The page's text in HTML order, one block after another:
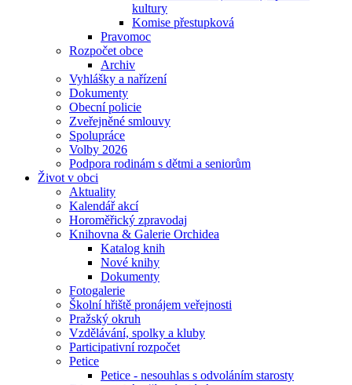
kultury
Komise přestupková
Pravomoc
Rozpočet obce
Archiv
Vyhlášky a nařízení
Dokumenty
Obecní policie
Zveřejněné smlouvy
Spolupráce
Volby 2026
Podpora rodinám s dětmi a seniorům
Život v obci
Aktuality
Kalendář akcí
Horoměřický zpravodaj
Knihovna & Galerie Orchidea
Katalog knih
Nové knihy
Dokumenty
Fotogalerie
Školní hřiště pronájem veřejnosti
Pražský okruh
Vzdělávání, spolky a kluby
Participativní rozpočet
Petice
Petice - nesouhlas s odvoláním starosty